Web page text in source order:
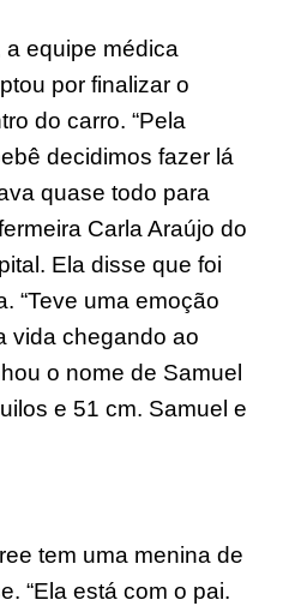
equipe médica
por finalizar o
do carro. “Pela
decidimos fazer lá
quase todo para
Carla Araújo do
Ela disse que foi
“Teve uma emoção
vida chegando ao
o nome de Samuel
e 51 cm. Samuel e
tem uma menina de
“Ela está com o pai.